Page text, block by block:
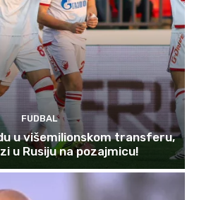
FUDBAL
u višemilionskom transferu,
u Rusiju na pozajmicu!